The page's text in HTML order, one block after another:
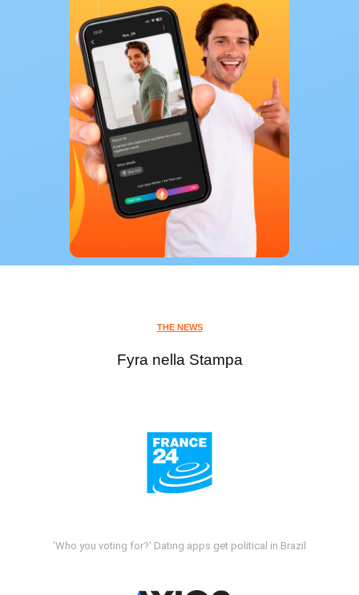
THE NEWS
Fyra nella Stampa
'Who you voting for?' Dating apps get political in Brazil